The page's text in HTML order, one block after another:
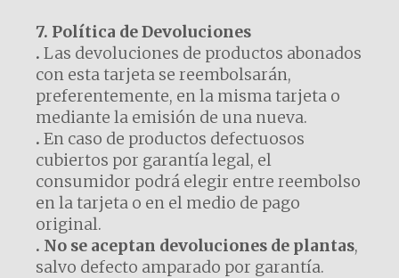
7. Política de Devoluciones
. Las devoluciones de productos abonados
con esta tarjeta se reembolsarán,
preferentemente, en la misma tarjeta o
mediante la emisión de una nueva.
. En caso de productos defectuosos
cubiertos por garantía legal, el
consumidor podrá elegir entre reembolso
en la tarjeta o en el medio de pago
original.
. No se aceptan devoluciones de plantas,
salvo defecto amparado por garantía.